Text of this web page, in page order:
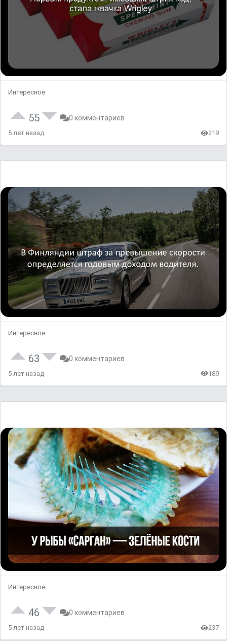
Интересное
55 0 комментариев
5 лет назад 219
Интересное
63 0 комментариев
5 лет назад 189
Интересное
46 0 комментариев
5 лет назад 237